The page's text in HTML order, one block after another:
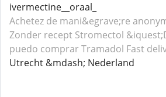
ivermectine__oraal_
Achetez de mani&egrave;re
Zonder recept Stromectol
puedo comprar Tramadol Fast
Utrecht &mdash; Nederland